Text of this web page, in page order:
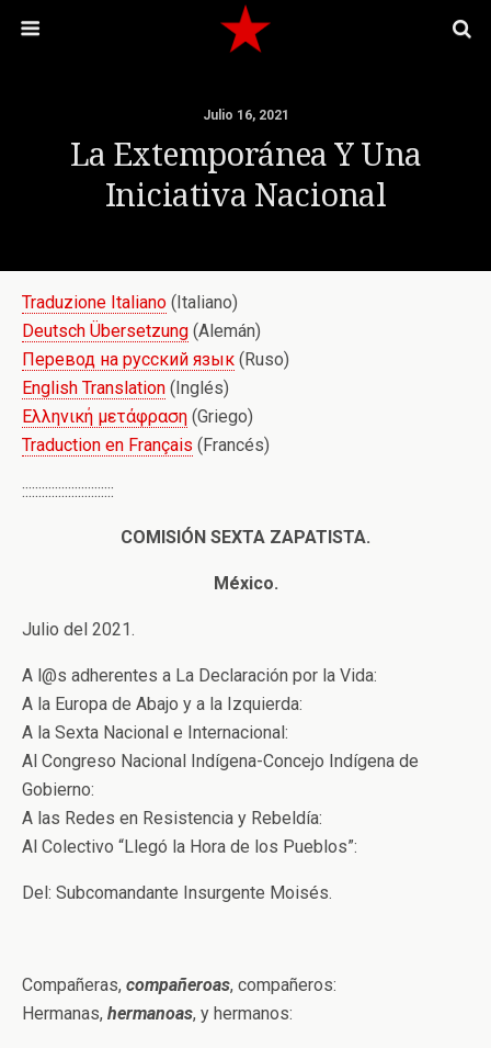
Julio 16, 2021
La Extemporánea Y Una
Iniciativa Nacional
Traduzione Italiano (Italiano)
Deutsch Übersetzung (Alemán)
Перевод на русский язык (Ruso)
English Translation (Inglés)
Ελληνική μετάφραση (Griego)
Traduction en Français (Francés)
::::::::::::::::::::::::::::
COMISIÓN SEXTA ZAPATISTA.
México.
Julio del 2021.
A l@s adherentes a La Declaración por la Vida:
A la Europa de Abajo y a la Izquierda:
A la Sexta Nacional e Internacional:
Al Congreso Nacional Indígena-Concejo Indígena de
Gobierno:
A las Redes en Resistencia y Rebeldía:
Al Colectivo “Llegó la Hora de los Pueblos”:
Del: Subcomandante Insurgente Moisés.
Compañeras, compañeroas, compañeros:
Hermanas, hermanoas, y hermanos: